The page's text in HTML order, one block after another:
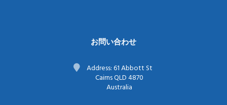
お問い合わせ
Address: 61 Abbott St
Cairns QLD 4870
Australia